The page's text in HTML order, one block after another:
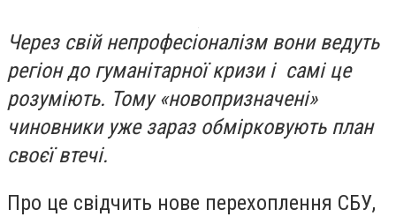
Через свій непрофесіоналізм вони ведуть
регіон до гуманітарної кризи і самі це
розуміють. Тому «новопризначені»
чиновники уже зараз обмірковують план
своєї втечі.
Про це свідчить нове перехоплення СБУ,